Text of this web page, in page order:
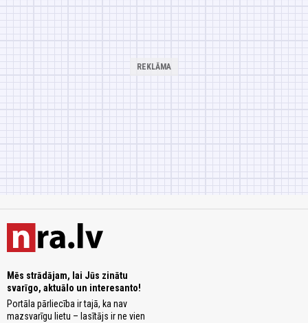
Mēs strādājam, lai Jūs zinātu
svarīgo, aktuālo un interesanto!
Portāla pārliecība ir tajā, ka nav
mazsvarīgu lietu – lasītājs ir ne vien